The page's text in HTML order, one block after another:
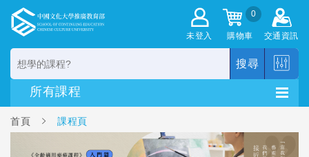
未登入
0
購物車 交通資訊
搜尋
首頁 課程頁